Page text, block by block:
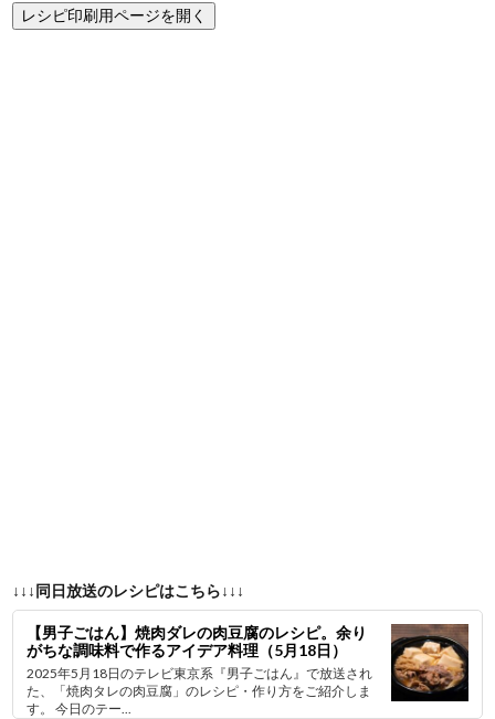
↓↓↓同日放送のレシピはこちら↓↓↓
【男子ごはん】焼肉ダレの肉豆腐のレシピ。余り
がちな調味料で作るアイデア料理（5月18日）
2025年5月18日のテレビ東京系『男子ごはん』で放送され
た、「焼肉タレの肉豆腐」のレシピ・作り方をご紹介しま
す。 今日のテー...